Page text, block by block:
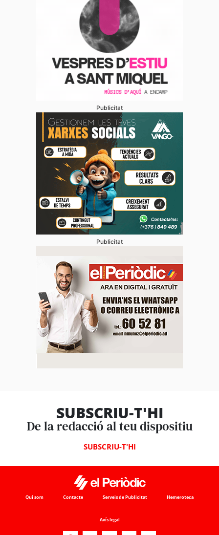
Publicitat
Publicitat
SUBSCRIU-T'HI
De la redacció al teu dispositiu
SUBSCRIU-T'HI
Qui som Contacte Serveis de Publicitat Hemeroteca
Avís legal